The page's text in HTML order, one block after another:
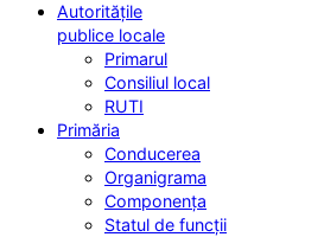
Autoritățile
publice locale
Primarul
Consiliul local
RUTI
Primăria
Conducerea
Organigrama
Componența
Statul de funcții